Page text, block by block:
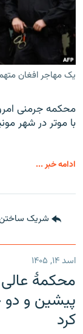
یک مهاجر افغان
محکمه جرمنی
با موتر در شهر
ادامه خبر ...
شریک
اسد ۱۴, ۱۴۰۵
محکمۀ
پیشین و دو
کرد